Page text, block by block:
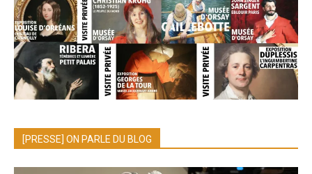
[PRESSE] ON PARLE DU BLOG